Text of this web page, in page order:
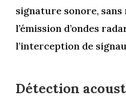
signature sonore,
l’émission d’ondes
l’interception de
Détection